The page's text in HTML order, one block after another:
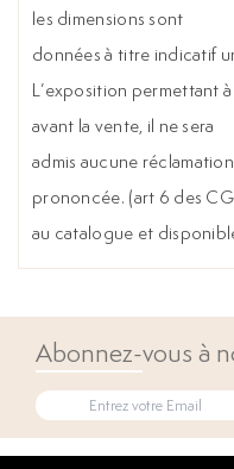
les dimensions sont
données à titre indicatif
L’exposition permettant
avant la vente, il ne sera
admis aucune
prononcée. (art 6 des
au catalogue et
Abonnez-vous à